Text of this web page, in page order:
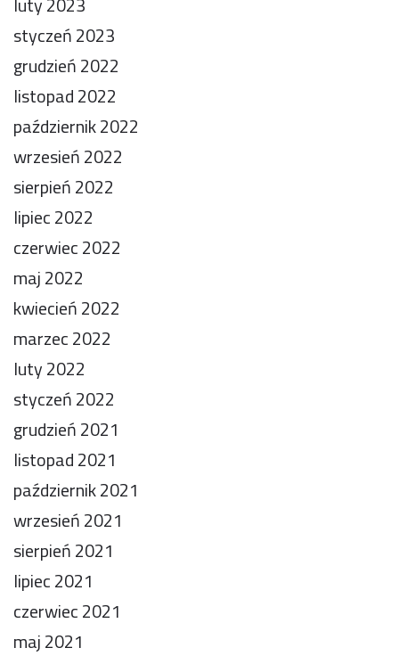
styczeń 2023
grudzień 2022
listopad 2022
październik 2022
wrzesień 2022
sierpień 2022
lipiec 2022
czerwiec 2022
maj 2022
kwiecień 2022
marzec 2022
luty 2022
styczeń 2022
grudzień 2021
listopad 2021
październik 2021
wrzesień 2021
sierpień 2021
lipiec 2021
czerwiec 2021
maj 2021